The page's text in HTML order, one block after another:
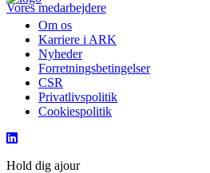
Vores medarbejdere
Om os
Karriere i ARK
Nyheder
Forretningsbetingelser
CSR
Privatlivspolitik
Cookiespolitik
Hold dig ajour